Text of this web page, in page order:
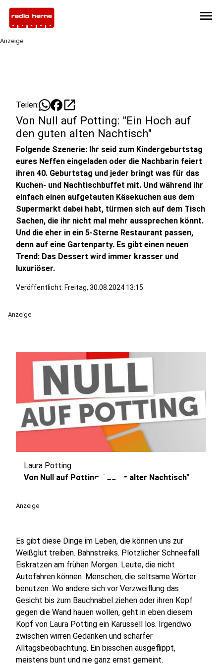
menu
Anzeige
Teilen: open_in_new
Von Null auf Potting: "Ein Hoch auf
den guten alten Nachtisch"
Folgende Szenerie: Ihr seid zum Kindergeburtstag
eures Neffen eingeladen oder die Nachbarin feiert
ihren 40. Geburtstag und jeder bringt was für das
Kuchen- und Nachtischbuffet mit. Und während ihr
einfach einen aufgetauten Käsekuchen aus dem
Supermarkt dabei habt, türmen sich auf dem Tisch
Sachen, die ihr nicht mal mehr aussprechen könnt.
Und die eher in ein 5-Sterne Restaurant passen,
denn auf eine Gartenparty. Es gibt einen neuen
Trend: Das Dessert wird immer krasser und
luxuriöser.
Veröffentlicht: Freitag, 30.08.2024 13:15
Anzeige
play_circle
Laura Potting
Von Null auf Potting: "Guter alter Nachtisch"
Anzeige
Es gibt diese Dinge im Leben, die können uns zur
Weißglut treiben. Bahnstreiks. Plötzlicher Schneefall.
Eiskratzen am frühen Morgen. Leute, die nicht
Autofahren können. Menschen, die seltsame Wörter
benutzen. Wo andere sich vor Verzweiflung das
Gesicht bis zum Bauchnabel ziehen oder ihren Kopf
gegen die Wand hauen wollen, geht in eben diesem
Kopf von Laura Potting ein Karussell los. Irgendwo
zwischen wirren Gedanken und scharfer
Alltagsbeobachtung. Ein bisschen ausgeflippt,
meistens bunt und nie ganz ernst gemeint.